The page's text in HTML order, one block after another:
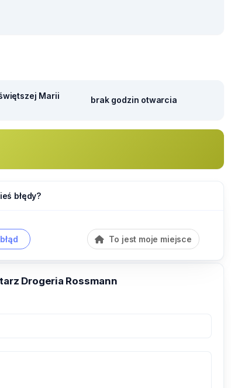
Marii
brak godzin otwarcia
błędy?
To jest moje miejsce
Drogeria Rossmann